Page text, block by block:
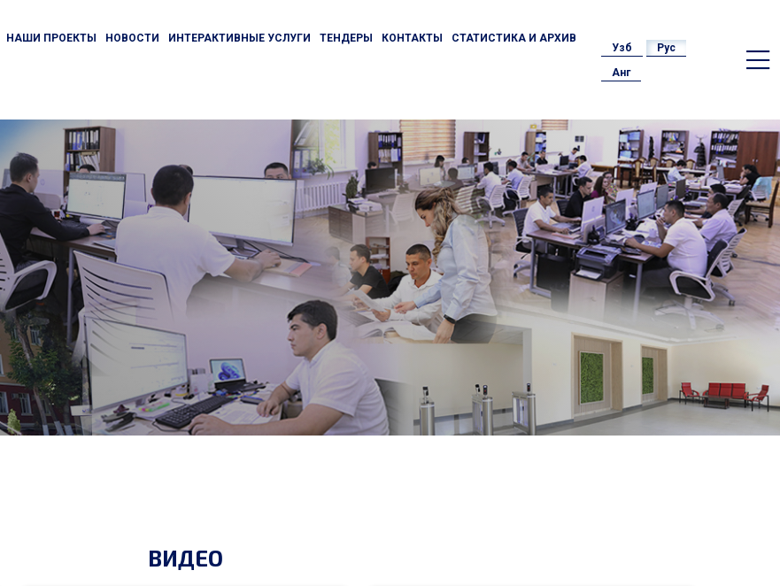
НАШИ ПРОЕКТЫ НОВОСТИ ИНТЕРАКТИВНЫЕ УСЛУГИ ТЕНДЕРЫ КОНТАКТЫ СТАТИСТИКА И АРХИВ
Узб
Рус
Анг
ВИДЕО